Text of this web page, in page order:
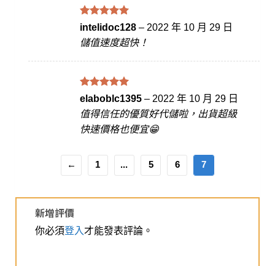
評分5滿
分 5
intelidoc128 – 2022 年 10 月 29 日
儲值速度超快！
評分5滿
分 5
elaboblc1395 – 2022 年 10 月 29 日
值得信任的優質好代儲啦，出貨超級
快速價格也便宜😁
← 1 ... 5 6 7
新增評價
你必須登入才能發表評論。